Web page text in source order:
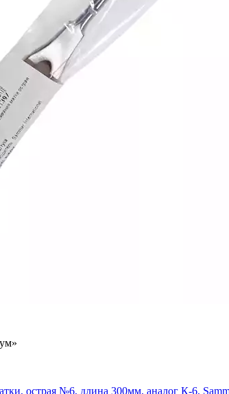
острая №6, длина 300мм, аналог К-6,